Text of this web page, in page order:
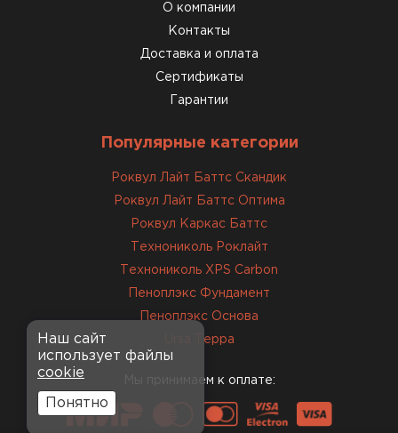
О компании
Контакты
Доставка и оплата
Сертификаты
Гарантии
Популярные категории
Роквул Лайт Баттс Скандик
Роквул Лайт Баттс Оптима
Роквул Каркас Баттс
Технониколь Роклайт
Технониколь XPS Carbon
Пеноплэкс Фундамент
Пеноплэкс Основа
Ursa Терра
Мы принимаем к оплате:
Наш сайт
использует файлы
cookie
Понятно